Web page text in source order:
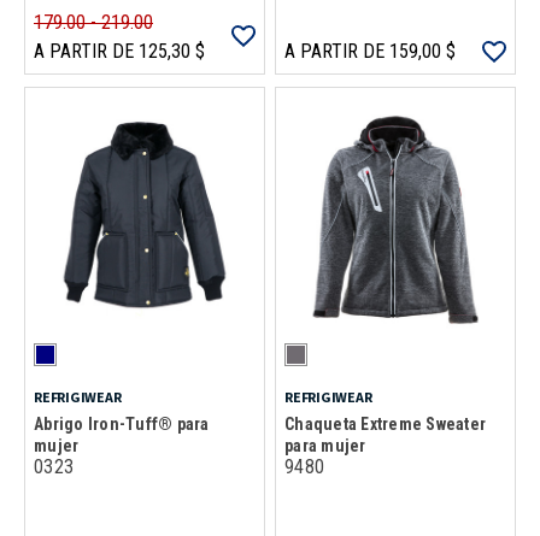
179.00 - 219.00
A PARTIR DE 125,30 $
A PARTIR DE 159,00 $
REFRIGIWEAR
Abrigo Iron-Tuff® para
mujer
0323
REFRIGIWEAR
Chaqueta Extreme Sweater
para mujer
9480